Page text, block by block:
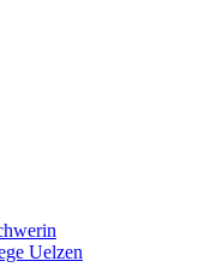
Uelzen